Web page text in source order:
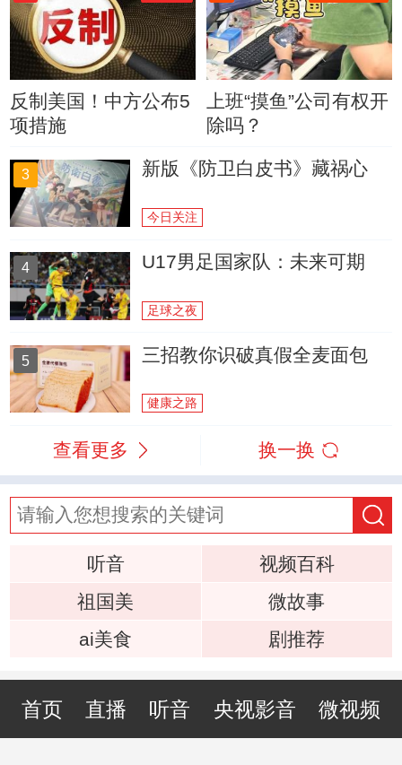
反制美国！中方公布5
项措施
上班“摸鱼”公司有权开
除吗？
3 新版《防卫白皮书》藏祸心
今日关注
4 U17男足国家队：未来可期
足球之夜
5 三招教你识破真假全麦面包
健康之路
查看更多 换一换
听音
视频百科
祖国美
微故事
ai美食
剧推荐
首页 直播 听音 央视影音 微视频